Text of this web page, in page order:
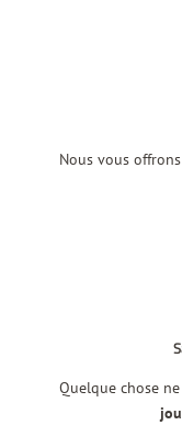
Nous vous
Quelque chose